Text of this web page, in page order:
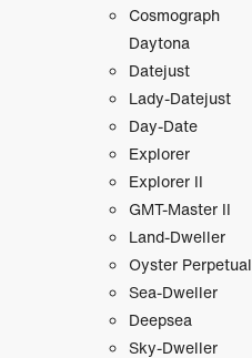
Cosmograph
Daytona
Datejust
Lady-Datejust
Day-Date
Explorer
Explorer II
GMT-Master II
Land-Dweller
Oyster Perpetual
Sea-Dweller
Deepsea
Sky-Dweller